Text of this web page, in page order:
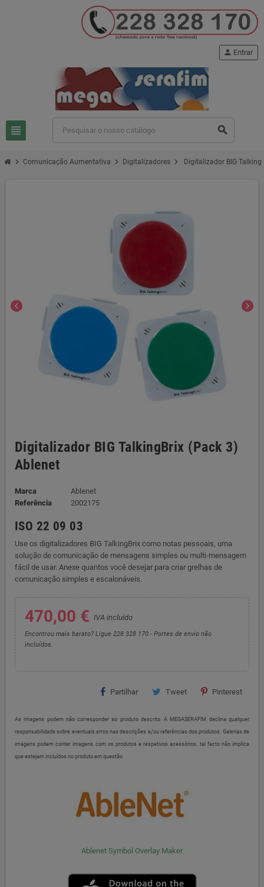
view_headline search
person Entrar
chevron_right Comunicação Aumentativa chevron_right Digitalizadores chevron_right Digitalizador BIG
chevron_left chevron_right
Digitalizador BIG TalkingBrix (Pack 3)
Ablenet
Marca
Ablenet
Referência
2002175
ISO 22 09 03
Use os digitalizadores BIG TalkingBrix como notas pessoais, uma
solução de comunicação de mensagens simples ou multi-mensagem
fácil de usar. Anexe quantos você desejar para criar grelhas de
comunicação simples e escalonáveis.
470,00 € IVA incluído
Encontrou mais barato? Ligue 228 328 170 - Portes de envio não
incluídos.
Partilhar Tweet Pinterest
As imagens podem não corresponder ao produto descrito. A MEGASERAFIM declina qualquer
responsabilidade sobre eventuais erros nas descrições e/ou referências dos produtos. Galerias de
imagens podem conter imagens com os produtos e respetivos acessórios, tal facto não implica
que estejam incluídos no produto em questão.
Ablenet Symbol Overlay Maker